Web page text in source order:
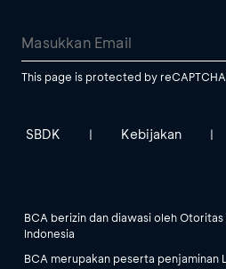
This page is protected by
SBDK | Kebijakan |
BCA berizin dan diawasi oleh Otoritas
Indonesia
BCA merupakan peserta penjaminan